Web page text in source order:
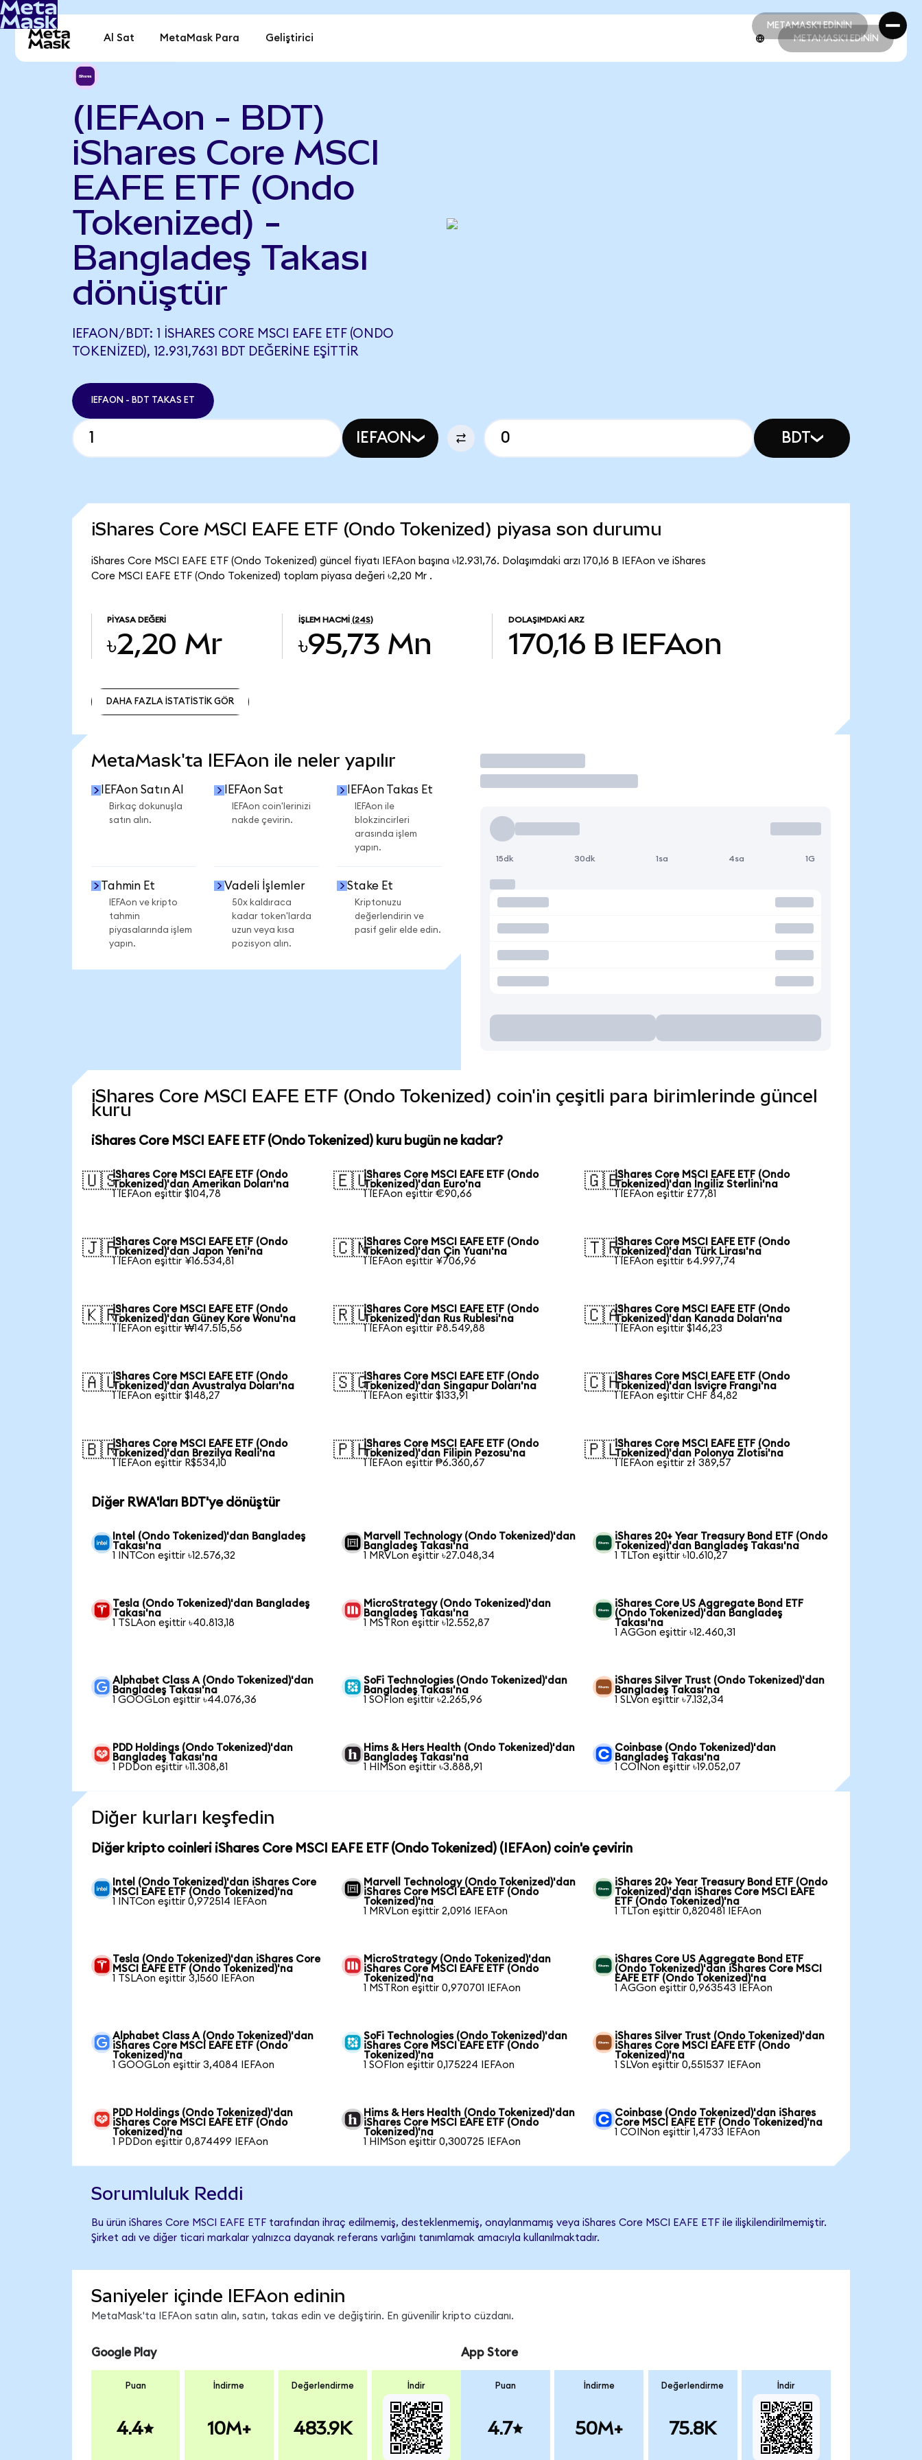
METAMASK'I EDİNİN
METAMASK'I EDİNİN
Al Sat MetaMask Para Geliştirici METAMASK'I EDİNİN
(IEFAon - BDT)
iShares Core MSCI
EAFE ETF (Ondo
Tokenized) -
Bangladeş Takası
dönüştür
IEFAON/BDT: 1 ISHARES CORE MSCI EAFE ETF (ONDO
TOKENIZED), 12.931,7631 BDT DEĞERINE EŞITTIR
IEFAON - BDT TAKAS ET
IEFAON BDT
iShares Core MSCI EAFE ETF (Ondo Tokenized) piyasa son durumu
iShares Core MSCI EAFE ETF (Ondo Tokenized) güncel fiyatı IEFAon başına ৳12.931,76. Dolaşımdaki arzı 170,16 B IEFAon ve iShares
Core MSCI EAFE ETF (Ondo Tokenized) toplam piyasa değeri ৳2,20 Mr .
PIYASA DEĞERI
৳2,20 Mr
İŞLEM HACMI (24S)
৳95,73 Mn
DOLAŞIMDAKI ARZ
170,16 B IEFAon
DAHA FAZLA İSTATİSTİK GÖR
MetaMask'ta IEFAon ile neler yapılır
IEFAon Satın Al
Birkaç dokunuşla
satın alın.
IEFAon Sat
IEFAon coin'lerinizi
nakde çevirin.
IEFAon Takas Et
IEFAon ile
blokzincirleri
arasında işlem
yapın.
Tahmin Et
IEFAon ve kripto
tahmin
piyasalarında işlem
yapın.
Vadeli İşlemler
50x kaldıraca
kadar token'larda
uzun veya kısa
pozisyon alın.
Stake Et
Kriptonuzu
değerlendirin ve
pasif gelir elde edin.
İşlem Yap
15dk 30dk 1sa 4sa 1G
iShares Core MSCI EAFE ETF (Ondo Tokenized) coin'in çeşitli para birimlerinde güncel
kuru
iShares Core MSCI EAFE ETF (Ondo Tokenized) kuru bugün ne kadar?
🇺🇸iShares Core MSCI EAFE ETF (Ondo
Tokenized)'dan Amerikan Doları'na
1 IEFAon eşittir $104,78
🇪🇺iShares Core MSCI EAFE ETF (Ondo
Tokenized)'dan Euro'na
1 IEFAon eşittir €90,66
🇬🇧iShares Core MSCI EAFE ETF (Ondo
Tokenized)'dan İngiliz Sterlini'na
1 IEFAon eşittir £77,81
🇯🇵iShares Core MSCI EAFE ETF (Ondo
Tokenized)'dan Japon Yeni'na
1 IEFAon eşittir ¥16.534,81
🇨🇳iShares Core MSCI EAFE ETF (Ondo
Tokenized)'dan Çin Yuanı'na
1 IEFAon eşittir ¥706,96
🇹🇷iShares Core MSCI EAFE ETF (Ondo
Tokenized)'dan Türk Lirası'na
1 IEFAon eşittir ₺4.997,74
🇰🇷iShares Core MSCI EAFE ETF (Ondo
Tokenized)'dan Güney Kore Wonu'na
1 IEFAon eşittir ₩147.515,56
🇷🇺iShares Core MSCI EAFE ETF (Ondo
Tokenized)'dan Rus Rublesi'na
1 IEFAon eşittir ₽8.549,88
🇨🇦iShares Core MSCI EAFE ETF (Ondo
Tokenized)'dan Kanada Doları'na
1 IEFAon eşittir $146,23
🇦🇺iShares Core MSCI EAFE ETF (Ondo
Tokenized)'dan Avustralya Doları'na
1 IEFAon eşittir $148,27
🇸🇬iShares Core MSCI EAFE ETF (Ondo
Tokenized)'dan Singapur Doları'na
1 IEFAon eşittir $133,91
🇨🇭iShares Core MSCI EAFE ETF (Ondo
Tokenized)'dan İsviçre Frangı'na
1 IEFAon eşittir CHF 84,82
🇧🇷iShares Core MSCI EAFE ETF (Ondo
Tokenized)'dan Brezilya Reali'na
1 IEFAon eşittir R$534,10
🇵🇭iShares Core MSCI EAFE ETF (Ondo
Tokenized)'dan Filipin Pezosu'na
1 IEFAon eşittir ₱6.360,67
🇵🇱iShares Core MSCI EAFE ETF (Ondo
Tokenized)'dan Polonya Zlotisi'na
1 IEFAon eşittir zł 389,57
Diğer RWA'ları BDT'ye dönüştür
Intel (Ondo Tokenized)'dan Bangladeş
Takası'na
1 INTCon eşittir ৳12.576,32
Marvell Technology (Ondo Tokenized)'dan
Bangladeş Takası'na
1 MRVLon eşittir ৳27.048,34
iShares 20+ Year Treasury Bond ETF (Ondo
Tokenized)'dan Bangladeş Takası'na
1 TLTon eşittir ৳10.610,27
Tesla (Ondo Tokenized)'dan Bangladeş
Takası'na
1 TSLAon eşittir ৳40.813,18
MicroStrategy (Ondo Tokenized)'dan
Bangladeş Takası'na
1 MSTRon eşittir ৳12.552,87
iShares Core US Aggregate Bond ETF
(Ondo Tokenized)'dan Bangladeş
Takası'na
1 AGGon eşittir ৳12.460,31
Alphabet Class A (Ondo Tokenized)'dan
Bangladeş Takası'na
1 GOOGLon eşittir ৳44.076,36
SoFi Technologies (Ondo Tokenized)'dan
Bangladeş Takası'na
1 SOFIon eşittir ৳2.265,96
iShares Silver Trust (Ondo Tokenized)'dan
Bangladeş Takası'na
1 SLVon eşittir ৳7.132,34
PDD Holdings (Ondo Tokenized)'dan
Bangladeş Takası'na
1 PDDon eşittir ৳11.308,81
Hims & Hers Health (Ondo Tokenized)'dan
Bangladeş Takası'na
1 HIMSon eşittir ৳3.888,91
Coinbase (Ondo Tokenized)'dan
Bangladeş Takası'na
1 COINon eşittir ৳19.052,07
Diğer kurları keşfedin
Diğer kripto coinleri iShares Core MSCI EAFE ETF (Ondo Tokenized) (IEFAon) coin'e çevirin
Intel (Ondo Tokenized)'dan iShares Core
MSCI EAFE ETF (Ondo Tokenized)'na
1 INTCon eşittir 0,972514 IEFAon
Marvell Technology (Ondo Tokenized)'dan
iShares Core MSCI EAFE ETF (Ondo
Tokenized)'na
1 MRVLon eşittir 2,0916 IEFAon
iShares 20+ Year Treasury Bond ETF (Ondo
Tokenized)'dan iShares Core MSCI EAFE
ETF (Ondo Tokenized)'na
1 TLTon eşittir 0,820481 IEFAon
Tesla (Ondo Tokenized)'dan iShares Core
MSCI EAFE ETF (Ondo Tokenized)'na
1 TSLAon eşittir 3,1560 IEFAon
MicroStrategy (Ondo Tokenized)'dan
iShares Core MSCI EAFE ETF (Ondo
Tokenized)'na
1 MSTRon eşittir 0,970701 IEFAon
iShares Core US Aggregate Bond ETF
(Ondo Tokenized)'dan iShares Core MSCI
EAFE ETF (Ondo Tokenized)'na
1 AGGon eşittir 0,963543 IEFAon
Alphabet Class A (Ondo Tokenized)'dan
iShares Core MSCI EAFE ETF (Ondo
Tokenized)'na
1 GOOGLon eşittir 3,4084 IEFAon
SoFi Technologies (Ondo Tokenized)'dan
iShares Core MSCI EAFE ETF (Ondo
Tokenized)'na
1 SOFIon eşittir 0,175224 IEFAon
iShares Silver Trust (Ondo Tokenized)'dan
iShares Core MSCI EAFE ETF (Ondo
Tokenized)'na
1 SLVon eşittir 0,551537 IEFAon
PDD Holdings (Ondo Tokenized)'dan
iShares Core MSCI EAFE ETF (Ondo
Tokenized)'na
1 PDDon eşittir 0,874499 IEFAon
Hims & Hers Health (Ondo Tokenized)'dan
iShares Core MSCI EAFE ETF (Ondo
Tokenized)'na
1 HIMSon eşittir 0,300725 IEFAon
Coinbase (Ondo Tokenized)'dan iShares
Core MSCI EAFE ETF (Ondo Tokenized)'na
1 COINon eşittir 1,4733 IEFAon
Sorumluluk Reddi
Bu ürün iShares Core MSCI EAFE ETF tarafından ihraç edilmemiş, desteklenmemiş, onaylanmamış veya iShares Core MSCI EAFE ETF ile ilişkilendirilmemiştir.
Şirket adı ve diğer ticari markalar yalnızca dayanak referans varlığını tanımlamak amacıyla kullanılmaktadır.
Saniyeler içinde IEFAon edinin
MetaMask'ta IEFAon satın alın, satın, takas edin ve değiştirin. En güvenilir kripto cüzdanı.
Google Play
Puan
4.4
İndirme
10M+
Değerlendirme
483.9K
İndir
App Store
Puan
4.7
İndirme
50M+
Değerlendirme
75.8K
İndir